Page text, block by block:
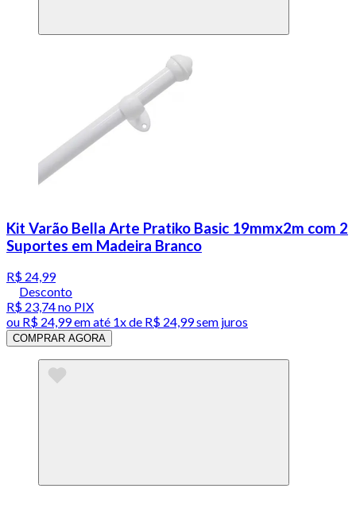
Kit Varão Bella Arte Pratiko Basic 19mmx2m com 2
Suportes em Madeira Branco
R$ 24,99
Desconto
R$ 23,74no PIX
ou R$ 24,99em até 1x de R$ 24,99sem juros
COMPRAR AGORA